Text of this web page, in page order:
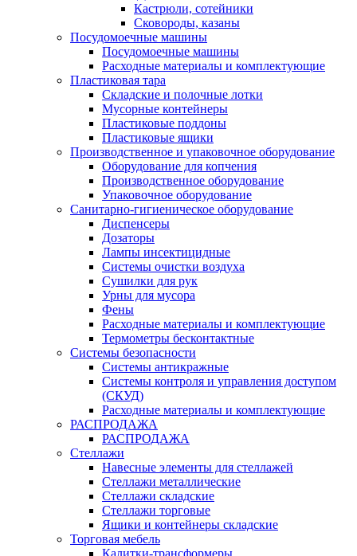
Кастрюли, сотейники
Сковороды, казаны
Посудомоечные машины
Посудомоечные машины
Расходные материалы и комплектующие
Пластиковая тара
Складские и полочные лотки
Мусорные контейнеры
Пластиковые поддоны
Пластиковые ящики
Производственное и упаковочное оборудование
Оборудование для копчения
Производственное оборудование
Упаковочное оборудование
Санитарно-гигиеническое оборудование
Диспенсеры
Дозаторы
Лампы инсектицидные
Системы очистки воздуха
Сушилки для рук
Урны для мусора
Фены
Расходные материалы и комплектующие
Термометры бесконтактные
Системы безопасности
Системы антикражные
Системы контроля и управления доступом
(СКУД)
Расходные материалы и комплектующие
РАСПРОДАЖА
РАСПРОДАЖА
Стеллажи
Навесные элементы для стеллажей
Стеллажи металлические
Стеллажи складские
Стеллажи торговые
Ящики и контейнеры складские
Торговая мебель
Калитки-трансформеры